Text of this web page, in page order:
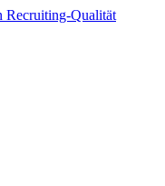
Recruiting-Qualität